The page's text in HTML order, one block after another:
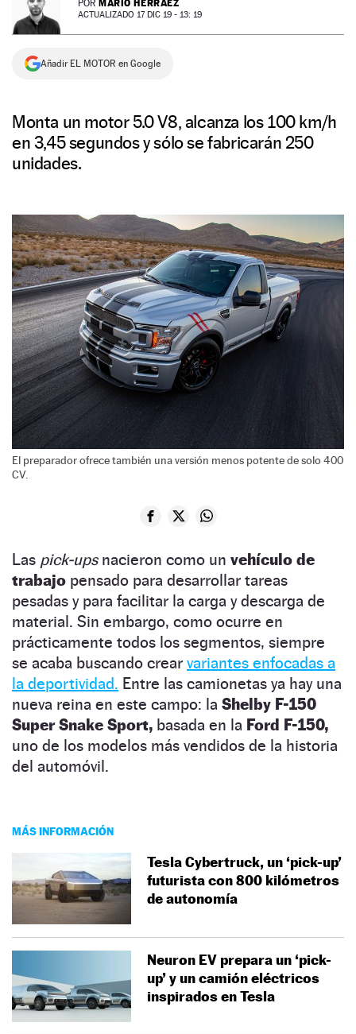
NEWSLETTER
SÍGUENOS
POR MARIO HERRÁEZ
ACTUALIZADO 17 DIC 19 - 13: 19
Añadir EL MOTOR en Google
Monta un motor 5.0 V8, alcanza los 100 km/h
en 3,45 segundos y sólo se fabricarán 250
unidades.
El preparador ofrece también una versión menos potente de solo 400
CV.
Las pick-upsnacieron como un vehículo de
trabajo pensado para desarrollar tareas
pesadas y para facilitar la carga y descarga de
material. Sin embargo, como ocurre en
prácticamente todos los segmentos, siempre
se acaba buscando crear variantes enfocadas a
la deportividad. Entre las camionetas ya hay una
nueva reina en este campo: la Shelby F-150
Super Snake Sport, basada en la Ford F-150,
uno de los modelos más vendidos de la historia
del automóvil.
MÁS INFORMACIÓN
Tesla Cybertruck, un ‘pick-up’
futurista con 800 kilómetros
de autonomía
Neuron EV prepara un ‘pick-
up’ y un camión eléctricos
inspirados en Tesla